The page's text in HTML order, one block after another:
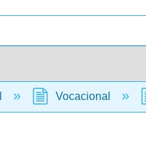
Vocacional